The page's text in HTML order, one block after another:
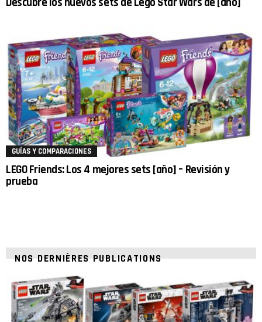
GUÍAS Y COMPARACIONES
LEGO Friends: Los 4 mejores sets [año] – Revisión y
prueba
NOS DERNIÈRES PUBLICATIONS